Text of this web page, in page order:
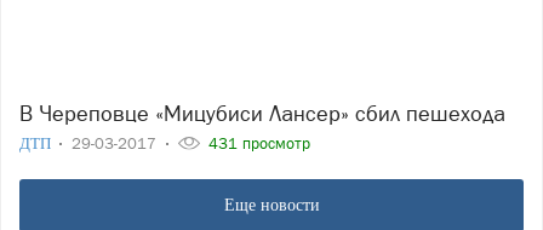
В Череповце «Мицубиси Лансер» сбил пешехода
ДТП 29-03-2017 431 просмотр
Еще новости